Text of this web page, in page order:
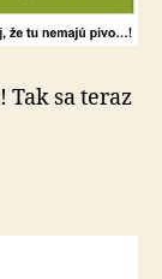
Tak sa teraz